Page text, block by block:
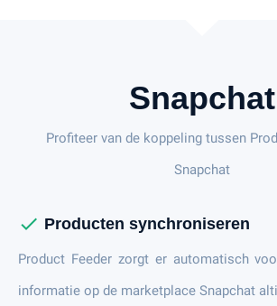
Snapchat
Profiteer van de koppeling tussen
Snapchat
check Producten synchroniseren
Product Feeder zorgt er automatisch
informatie op de marketplace Snapchat